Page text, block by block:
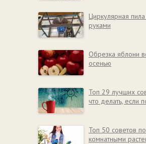
Циркулярная
руками
Обрезка яблони
осенью
Топ 29 лучших
что делать, если
Топ 50 советов
комнатными